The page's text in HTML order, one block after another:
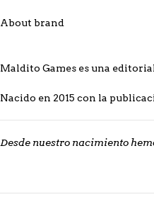
About brand
Maldito Games es una
Nacido en 2015 con la
Desde nuestro nacimiento